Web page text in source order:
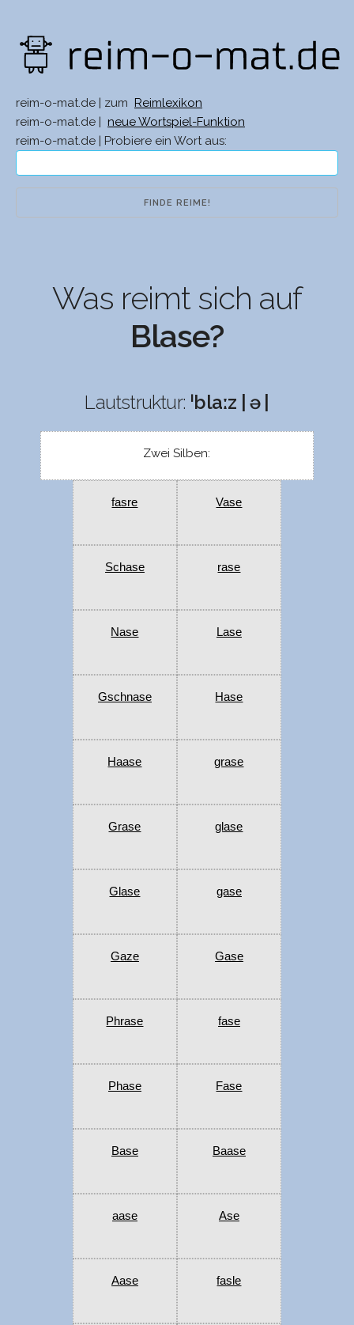
reim-o-mat.de | zum
Reimlexikon
reim-o-mat.de |
neue Wortspiel-Funktion
reim-o-mat.de | Probiere ein Wort aus:
Was reimt sich auf
Blase?
Lautstruktur: ˈblaːz | ə |
Zwei Silben:
fasre Vase
Schase rase
Nase Lase
Gschnase Hase
Haase grase
Grase glase
Glase gase
Gaze Gase
Phrase fase
Phase Fase
Base Baase
aase Ase
Aase fasle